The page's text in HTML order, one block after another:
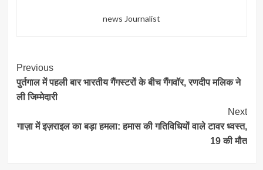
news Journalist
Post
Navigation
Previous
पुर्तगाल में पहली बार भारतीय गैंगस्टरों के बीच गैंगवॉर, रणदीप मलिक ने
ली जिम्मेदारी
Next
गाज़ा में इज़राइल का बड़ा हमला: हमास की गतिविधियों वाले टावर ध्वस्त,
19 की मौत